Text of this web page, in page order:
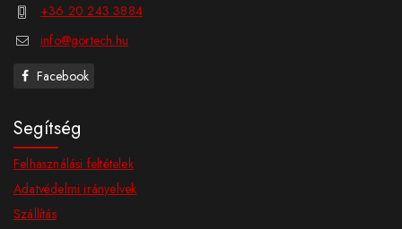
+36 20 243 3884
info@gortech.hu
Facebook
Segítség
Felhasználási feltételek
Adatvédelmi irányelvek
Szállítás